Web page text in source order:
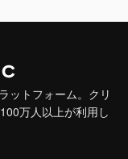
ットフォーム。クリ
万人以上が利用し